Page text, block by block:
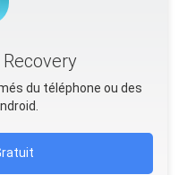
du téléphone ou des